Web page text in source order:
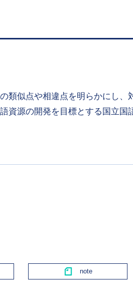
類似点や相違点を明らかにし、
資源の開発を目標とする国立国